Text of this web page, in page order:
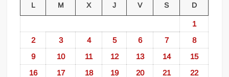
L M X J V S D
1
2
3 4 5 6 7
8
9
10 11 12 13 14
15
16
17 18 19 20 21
22